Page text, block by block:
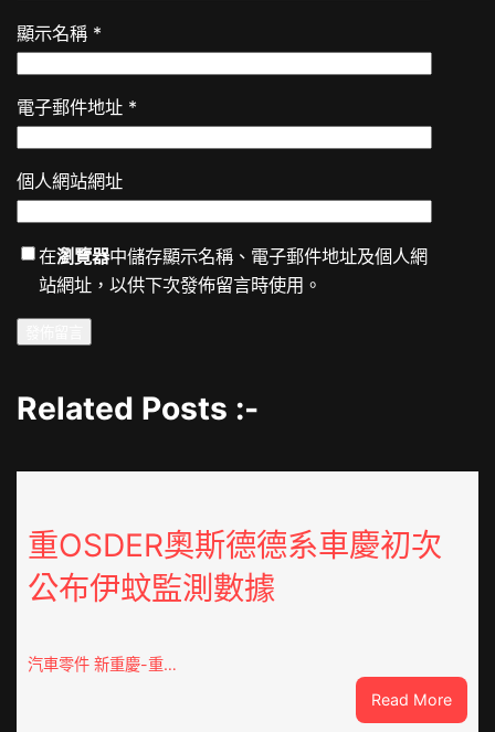
顯示名稱 *
電子郵件地址 *
個人網站網址
在瀏覽器中儲存顯示名稱、電子郵件地址及個人網
站網址，以供下次發佈留言時使用。
Related Posts :-
重OSDER奧斯德德系車慶初次
公布伊蚊監測數據
汽車零件 新重慶-重…
Read More:
重